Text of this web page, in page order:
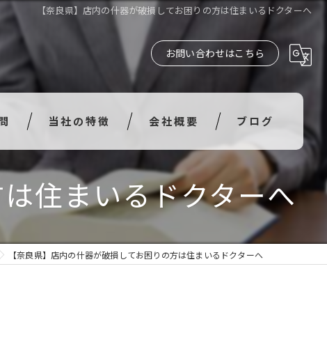
【奈良県】店内の什器が破損してお困りの方は住まいるドクターへ
お問い合わせはこちら
当社の特徴
水漏れ
衝突
汚損
会社概要 ブログ
住まいるドクターへ
【奈良県】店内の什器が破損してお困りの方は住まいるドクターへ